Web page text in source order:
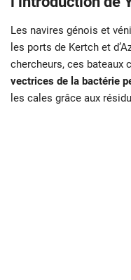
Les navires génois et
les ports de Kertch et
chercheurs, ces bateaux
vectrices de la bactérie
les cales grâce aux